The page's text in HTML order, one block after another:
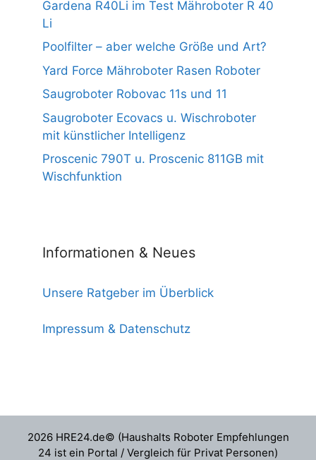
Gardena R40Li im Test Mähroboter R 40
Li
Poolfilter – aber welche Größe und Art?
Yard Force Mähroboter Rasen Roboter
Saugroboter Robovac 11s und 11
Saugroboter Ecovacs u. Wischroboter
mit künstlicher Intelligenz
Proscenic 790T u. Proscenic 811GB mit
Wischfunktion
Informationen & Neues
Unsere Ratgeber im Überblick
Impressum & Datenschutz
2026 HRE24.de© (Haushalts Roboter Empfehlungen
24 ist ein Portal / Vergleich für Privat Personen)